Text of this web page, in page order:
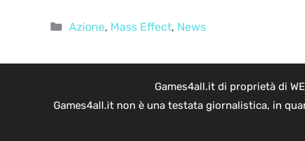
Categorie
Azione, Mass Effect, News
Games4all.it di proprietà di
Games4all.it non è una testata giornalistica, in